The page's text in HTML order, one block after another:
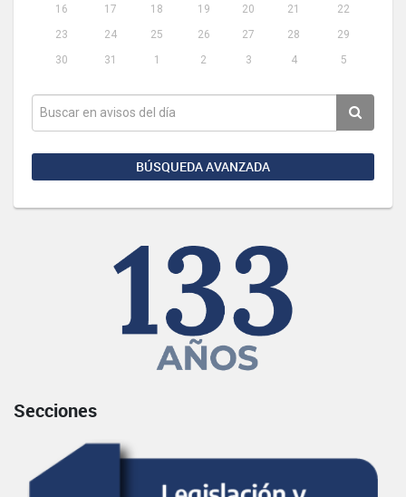
16
17 18 19 20 21
22
23
24 25 26 27 28
29
30
31 1 2 3 4 5
BÚSQUEDA AVANZADA
Secciones